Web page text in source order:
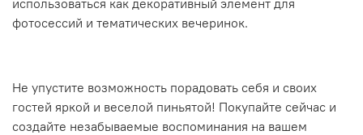
фотосессий и тематических вечеринок.
Не упустите возможность порадовать себя и своих
гостей яркой и веселой пиньятой! Покупайте сейчас и
создайте незабываемые воспоминания на вашем